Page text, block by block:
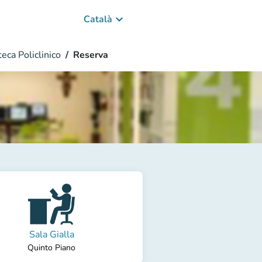
Català keyboard_arrow_down
Policlinico Reserva
Sala Gialla
Quinto Piano